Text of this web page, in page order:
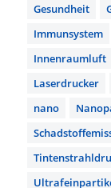
Gesundheit
Immunsystem
Innenraumluft
Laserdrucker
nano